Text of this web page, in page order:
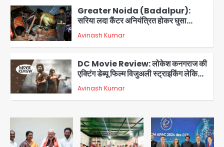
4
Greater Noida (Badalpur):
सरिया लदा कैंटर अनियंत्रित होकर घुसा
किराना दुकान में , ड्राइवर की मौत
Avinash Kumar
5
DC Movie Review: लोकेश कनगराज की
एक्टिंग डेब्यू फिल्म विजुअली स्ट्राइकिंग लेकिन
स्क्रीनप्ले में कमजोर, लेकिन कहानी अधूरी रह
गई, 3 स्टार रेटिंग
Avinash Kumar
1
Felix Hospital Noida: फेलिक्स
हॉस्पिटल और नोएडा लोक मंच की पहल, अब
सिर्फ 30 रुपये में मिलेगी 24 घंटे ऑनलाइन
Avinash Kumar